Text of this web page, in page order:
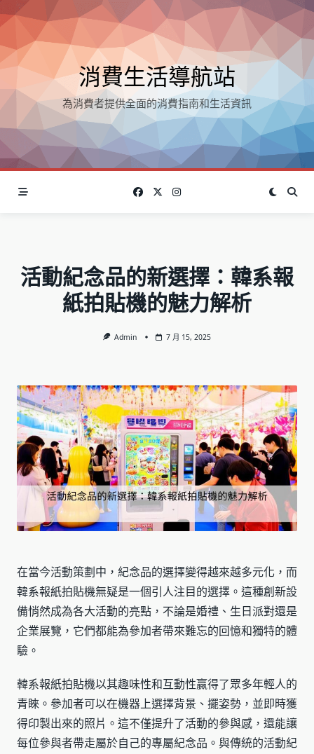
Skip
to
content
消費生活導航站
為消費者提供全面的消費指南和生活資訊
活動紀念品的新選擇：韓系報
紙拍貼機的魅力解析
Admin 7 月 15, 2025
在當今活動策劃中，紀念品的選擇變得越來越多元化，而
韓系報紙拍貼機無疑是一個引人注目的選擇。這種創新設
備悄然成為各大活動的亮點，不論是婚禮、生日派對還是
企業展覽，它們都能為參加者帶來難忘的回憶和獨特的體
驗。
韓系報紙拍貼機以其趣味性和互動性贏得了眾多年輕人的
青睞。參加者可以在機器上選擇背景、擺姿勢，並即時獲
得印製出來的照片。這不僅提升了活動的參與感，還能讓
每位參與者帶走屬於自己的專屬紀念品。與傳統的活動紀